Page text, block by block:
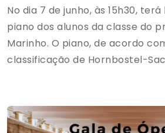
No dia 7 de junho, às 15h30,
piano dos alunos da classe do
Marinho. O piano, de acordo com o sistema de
classificação de Hornbostel-
clássica, no jazz e em diversos
tanto para performances